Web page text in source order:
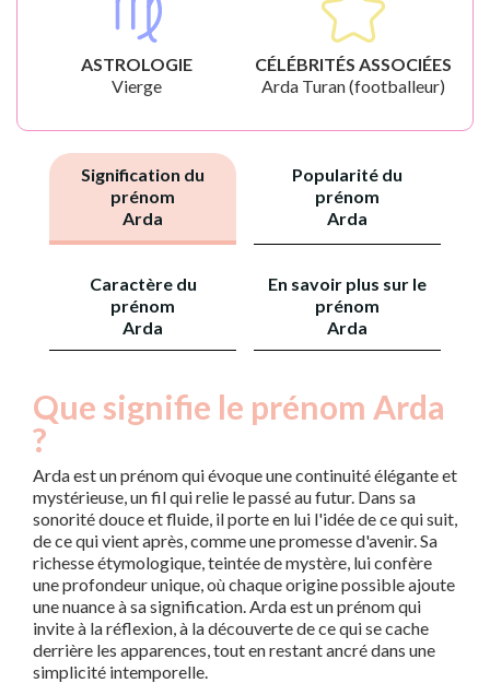
ASTROLOGIE
Vierge
CÉLÉBRITÉS ASSOCIÉES
Arda Turan (footballeur)
Signification du
prénom
Arda
Popularité du
prénom
Arda
Caractère du
prénom
Arda
En savoir plus sur le
prénom
Arda
Que signifie le prénom Arda
?
Arda est un prénom qui évoque une continuité élégante et
mystérieuse, un fil qui relie le passé au futur. Dans sa
sonorité douce et fluide, il porte en lui l'idée de ce qui suit,
de ce qui vient après, comme une promesse d'avenir. Sa
richesse étymologique, teintée de mystère, lui confère
une profondeur unique, où chaque origine possible ajoute
une nuance à sa signification. Arda est un prénom qui
invite à la réflexion, à la découverte de ce qui se cache
derrière les apparences, tout en restant ancré dans une
simplicité intemporelle.